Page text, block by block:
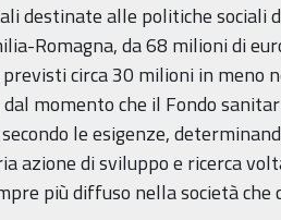
destinate alle politiche sociali
Romagna, da 68 milioni di
circa 30 milioni in meno
momento che il Fondo
le esigenze,
azione di sviluppo e ricerca
più diffuso nella società che